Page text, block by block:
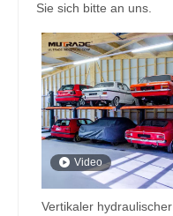
Sie sich bitte an uns.
Video
Vertikaler hydraulischer